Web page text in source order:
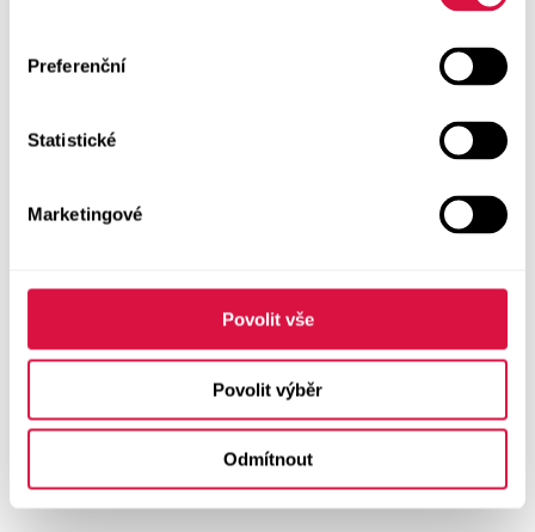
Preferenční
Statistické
Marketingové
Povolit vše
Povolit výběr
Odmítnout